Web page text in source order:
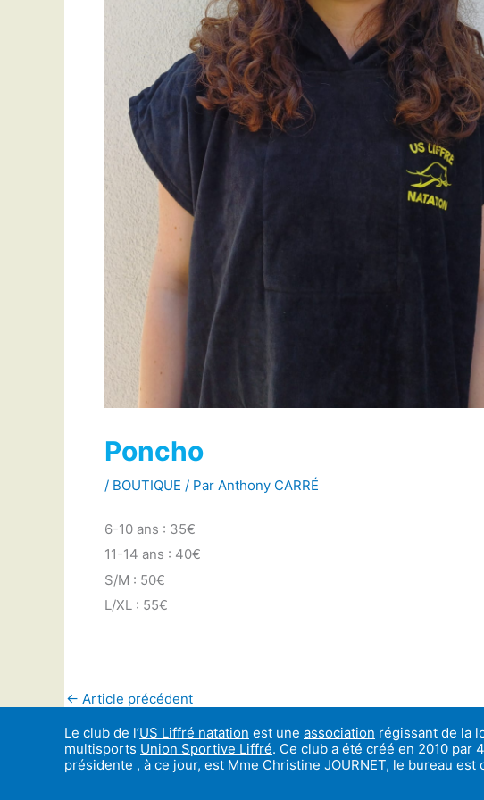
Poncho
/ BOUTIQUE / Par Anthony CARRÉ
6-10 ans : 35€
11-14 ans : 40€
S/M : 50€
L/XL : 55€
← Article précédent
Le club de l’US Liffré natation est une association régissant de la
multisports Union Sportive Liffré. Ce club a été créé en 2010 par
présidente , à ce jour, est Mme Christine JOURNET, le bureau est